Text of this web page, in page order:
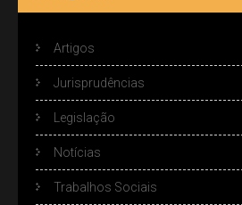
Artigos
Jurisprudências
Legislação
Notícias
Trabalhos Sociais